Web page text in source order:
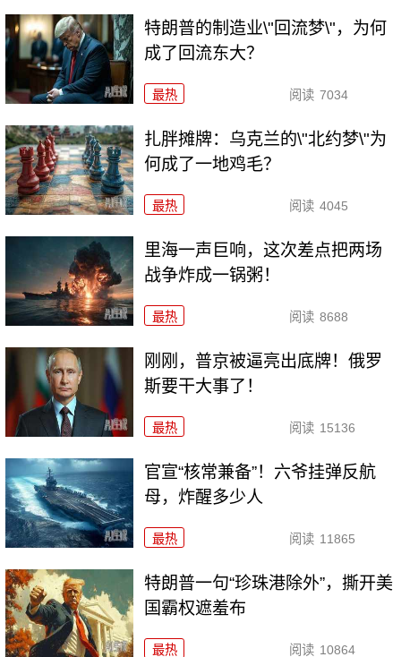
特朗普的制造业\"回流梦\"，为何
成了回流东大？
最热 阅读 7034
扎胖摊牌：乌克兰的\"北约梦\"为
何成了一地鸡毛？
最热 阅读 4045
里海一声巨响，这次差点把两场
战争炸成一锅粥！
最热 阅读 8688
刚刚，普京被逼亮出底牌！俄罗
斯要干大事了！
最热 阅读 15136
官宣“核常兼备”！六爷挂弹反航
母，炸醒多少人
最热 阅读 11865
特朗普一句“珍珠港除外”，撕开美
国霸权遮羞布
最热 阅读 10864